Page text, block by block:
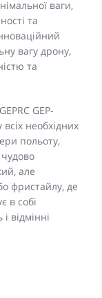
ваги,
та
вагу дрону,
та
GEP-
необхідних
польоту,
але
фристайлу, де
в собі
відмінні